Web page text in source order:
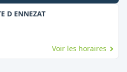
D ENNEZAT
Voir les horaires